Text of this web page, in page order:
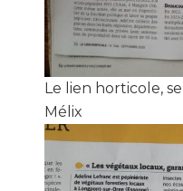
Le lien horticole,
Mélix